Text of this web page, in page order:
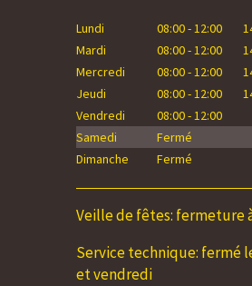
Lundi 08:00 - 12:00
Mardi
08:00 - 12:00
Mercredi
08:00 - 12:00
Jeudi
08:00 - 12:00
Vendredi
08:00 - 12:00
Samedi
Fermé
Dimanche
Fermé
Veille de fêtes: fermeture
Service technique: fermé
et vendredi